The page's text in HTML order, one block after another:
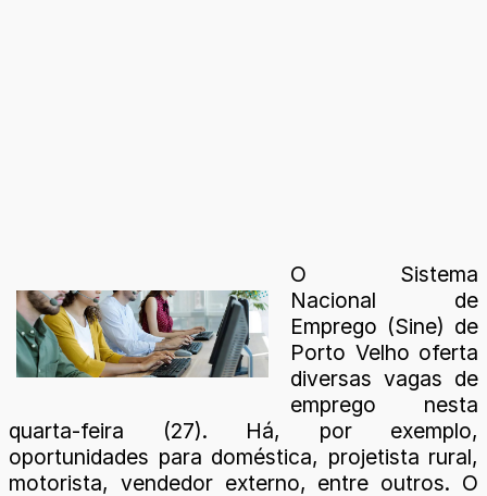
O Sistema
Nacional de
Emprego (Sine) de
Porto Velho oferta
diversas vagas de
emprego nesta
quarta-feira (27). Há, por exemplo,
oportunidades para doméstica, projetista rural,
motorista, vendedor externo, entre outros. O